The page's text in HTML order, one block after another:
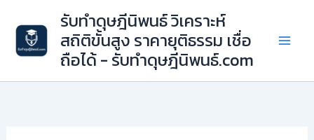
content
รับทำดุษฎีนิพนธ์ วิเคราะห์
สถิติขั้นสูง ราคายุติธรรม เชื่อ
ถือได้ - รับทำดุษฎีนิพนธ์.com